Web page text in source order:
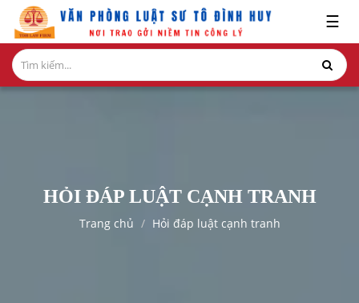
GIỚI
THIỆU
NGHIÊN
☰
HỎI ĐÁP LUẬT CẠNH TRANH
Trang chủ Hỏi đáp luật cạnh tranh